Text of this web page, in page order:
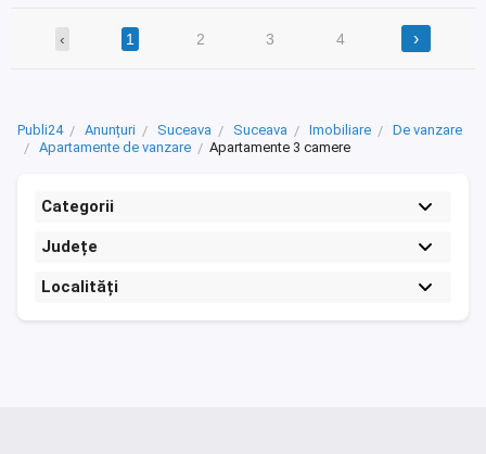
‹ 1 2 3 4 ›
Publi24 Anunțuri Suceava Suceava Imobiliare
De vanzare
Apartamente de vanzare
Apartamente 3 camere
Categorii
Județe
Localități